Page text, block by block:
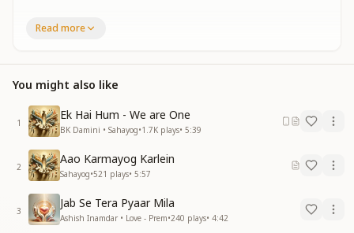
प्राण का जब सहयोग न हो तन माटी में मिल जाए
प्राण का जब सहयोग न हो तन माटी में मिल जाए
आपस का सदभाव प्यार ही जीवन का है सार
सुखमय हो संसार
सब में हो सहयोग भावना
जुआ नहीं है ये जीवन कोई हारे कोई जीते
मिलकर ऐसा जियो की सबकी हंसते गाते बीते
जुआ नहीं है ये जीवन कोई हारे कोई जीते
मिलकर ऐसा जियो की सबकी हंसते गाते बीते
धरती पर सबको सुख से जीने का है अधिकार
सुखमय हो संसार
Read more
You might also like
1
Ek Hai Hum - We are One
BK Damini • Sahayog•1.7K plays• 5:39
2
Aao Karmayog Karlein
Sahayog•521 plays• 5:57
3
Jab Se Tera Pyaar Mila
Ashish Inamdar • Love - Prem•240 plays• 4:42